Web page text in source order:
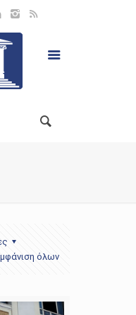
όλων